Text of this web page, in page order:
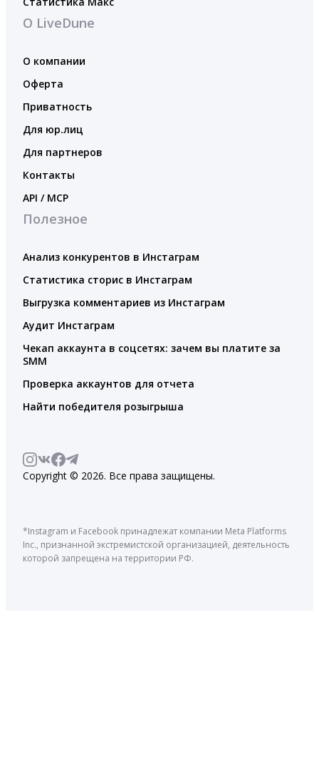
О LiveDune
О компании
Оферта
Приватность
Для юр.лиц
Для партнеров
Контакты
API / MCP
Полезное
Анализ конкурентов в Инстаграм
Статистика сторис в Инстаграм
Выгрузка комментариев из Инстаграм
Аудит Инстаграм
Чекап аккаунта в соцсетях: зачем вы платите за
SMM
Проверка аккаунтов для отчета
Найти победителя розыгрыша
Copyright © 2026. Все права защищены.
*Instagram и Facebook принадлежат компании Meta Platforms
Inc., признанной экстремистской организацией, деятельность
которой запрещена на территории РФ.